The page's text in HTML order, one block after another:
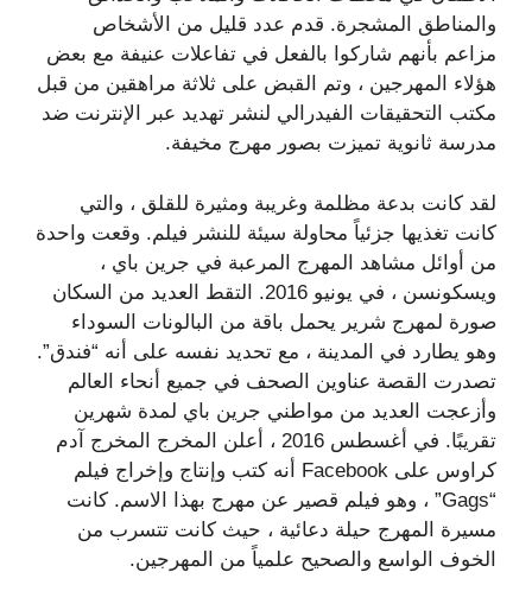
والمناطق المشجرة. قدم عدد قليل من الأشخاص
مزاعم بأنهم شاركوا بالفعل في تفاعلات عنيفة مع بعض
هؤلاء المهرجين ، وتم القبض على ثلاثة مراهقين من قبل
مكتب التحقيقات الفيدرالي لنشر تهديد عبر الإنترنت ضد
مدرسة ثانوية تميزت بصور مهرج مخيفة.
لقد كانت بدعة مظلمة وغريبة ومثيرة للقلق ، والتي
كانت تغذيها جزئياً محاولة سيئة للنشر فيلم. وقعت واحدة
من أوائل مشاهد المهرج المرعبة في جرين باي ،
ويسكونسن ، في يونيو 2016. التقط العديد من السكان
صورة لمهرج شرير يحمل باقة من البالونات السوداء
وهو يطارد في المدينة ، مع تحديد نفسه على أنه “فندق”.
تصدرت القصة عناوين الصحف في جميع أنحاء العالم
وأزعجت العديد من مواطني جرين باي لمدة شهرين
تقريبًا. في أغسطس 2016 ، أعلن المخرج المخرج آدم
كراوس على Facebook أنه كتب وإنتاج وإخراج فيلم
“Gags” ، وهو فيلم قصير عن مهرج بهذا الاسم. كانت
مسيرة المهرج حيلة دعائية ، حيث كانت تتسرب من
الخوف الواسع والصحيح علمياً من المهرجين.